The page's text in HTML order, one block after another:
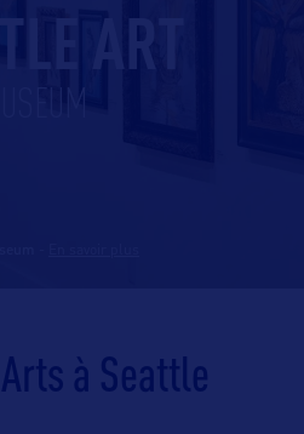
ART
MUSEUM
à Seattle